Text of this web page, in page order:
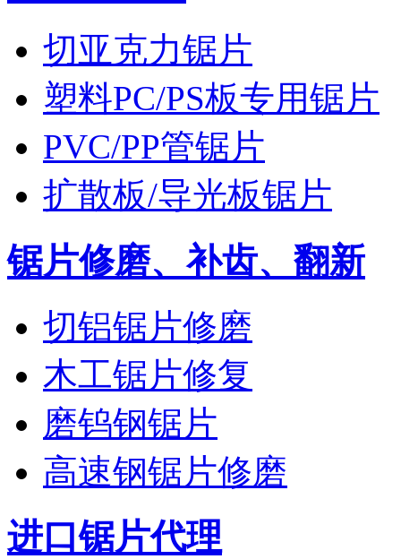
切亚克力锯片
塑料PC/PS板专用锯片
PVC/PP管锯片
扩散板/导光板锯片
锯片修磨、补齿、翻新
切铝锯片修磨
木工锯片修复
磨钨钢锯片
高速钢锯片修磨
进口锯片代理